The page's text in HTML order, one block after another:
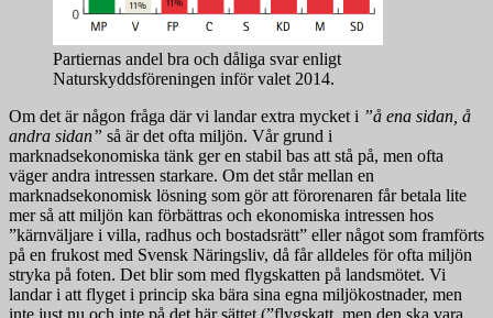
Partiernas andel bra och dåliga svar enligt
Naturskyddsföreningen inför valet 2014.
Om det är någon fråga där vi landar extra mycket i ”å ena sidan, å
andra sidan” så är det ofta miljön. Vår grund i
marknadsekonomiska tänk ger en stabil bas att stå på, men ofta
väger andra intressen starkare. Om det står mellan en
marknadsekonomisk lösning som gör att förorenaren får betala lite
mer så att miljön kan förbättras och ekonomiska intressen hos
”kärnväljare i villa, radhus och bostadsrätt” eller något som framförts
på en frukost med Svensk Näringsliv, då får alldeles för ofta miljön
stryka på foten. Det blir som med flygskatten på landsmötet. Vi
landar i att flyget i princip ska bära sina egna miljökostnader, men
inte just nu och inte på det här sättet (”flygskatt, men den ska vara